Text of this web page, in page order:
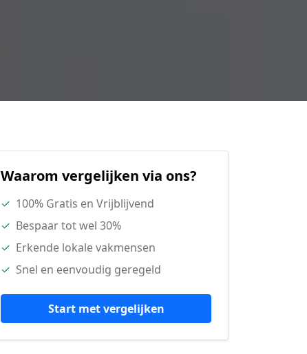
Waarom vergelijken via ons?
✓ 100% Gratis en Vrijblijvend
✓ Bespaar tot wel 30%
✓ Erkende lokale vakmensen
✓ Snel en eenvoudig geregeld
Start met vergelijken